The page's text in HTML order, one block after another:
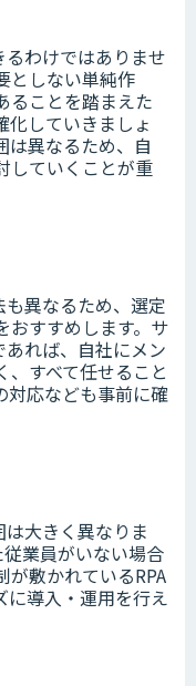
るわけではありませ
としない単純作
ることを踏まえた
化していきましょ
は異なるため、自
していくことが重
も異なるため、選定
おすすめします。サ
あれば、自社にメン
すべて任せること
対応なども事前に確
大きく異なりま
業員がいない場合
敷かれているRPA
に導入・運用を行え